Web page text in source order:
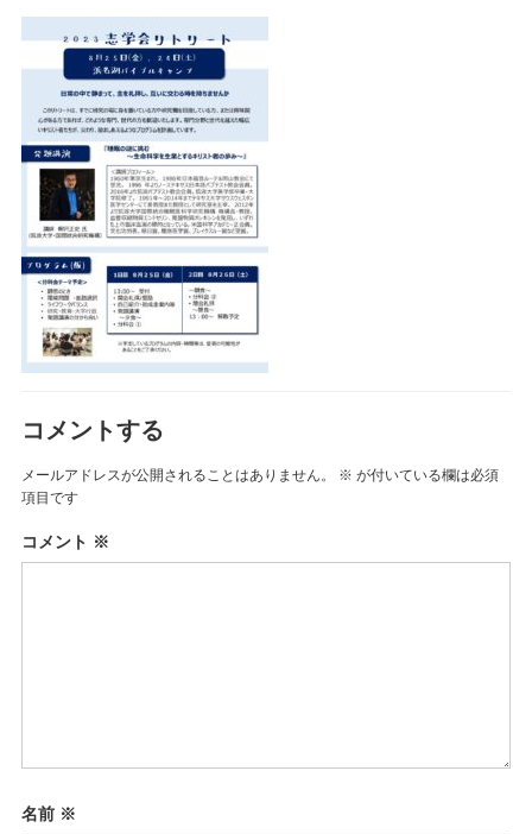
コメントする
メールアドレスが公開されることはありません。 ※ が付いている欄は必須
項目です
コメント ※
名前 ※